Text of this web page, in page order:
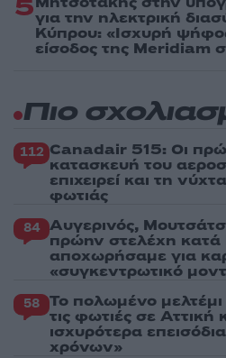
5για την ηλεκτρική
Κύπρου: «Ισχυρή
είσοδος της Meridiam
Πιο
112 Canadair 515: Οι
κατασκευή του
επιχειρεί και τη
φωτιάς
84 Αυγερινός,
πρώην στελέχη κατά
αποχωρήσαμε για
«συγκεντρωτικό
58 Το πολωμένο
τις φωτιές σε Αττική
ισχυρότερα
χρόνων»